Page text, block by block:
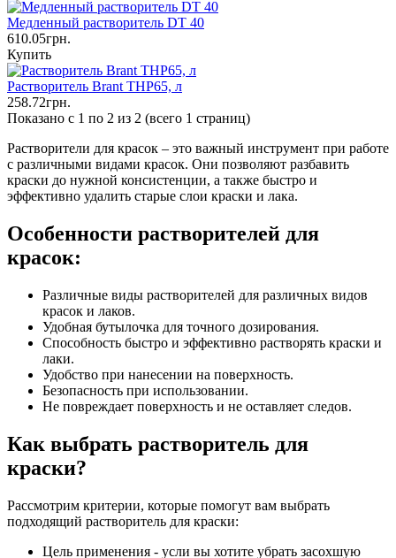
Медленный растворитель DT 40
610.05грн.
Купить
Растворитель Brant THP65, л
258.72грн.
Показано с 1 по 2 из 2 (всего 1 страниц)
Растворители для красок – это важный инструмент при работе
с различными видами красок. Они позволяют разбавить
краски до нужной консистенции, а также быстро и
эффективно удалить старые слои краски и лака.
Особенности растворителей для
красок:
Различные виды растворителей для различных видов
красок и лаков.
Удобная бутылочка для точного дозирования.
Способность быстро и эффективно растворять краски и
лаки.
Удобство при нанесении на поверхность.
Безопасность при использовании.
Не повреждает поверхность и не оставляет следов.
Как выбрать растворитель для
краски?
Рассмотрим критерии, которые помогут вам выбрать
подходящий растворитель для краски:
Цель применения - усли вы хотите убрать засохшую